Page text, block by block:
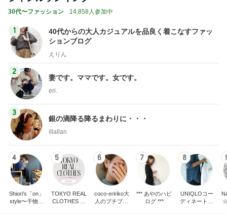
30代〜ファッション 14,858人参加中
1
40代からの大人カジュアルを品良く着こなすファッ
ションブログ
えりん
2
妻です。ママです。女です。
eri.
3
銀の滴降る降るまわりに・・・
illallan
4
Shiori's「on」
style〜干物女
5
TOKYO REAL
CLOTHES 大
6
coco-eririko大
人のプチプラ
7
*** あやのハピ
ログ ***
8
UNIQLOコー
ディネート日